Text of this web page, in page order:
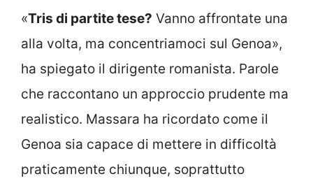
«Tris di partite tese? Vanno affrontate una
alla volta, ma concentriamoci sul Genoa»,
ha spiegato il dirigente romanista. Parole
che raccontano un approccio prudente ma
realistico. Massara ha ricordato come il
Genoa sia capace di mettere in difficoltà
praticamente chiunque, soprattutto